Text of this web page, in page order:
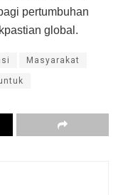
pertumbuhan
global.
Masyarakat